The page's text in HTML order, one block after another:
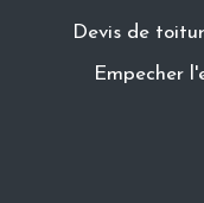
Devis de
Empecher